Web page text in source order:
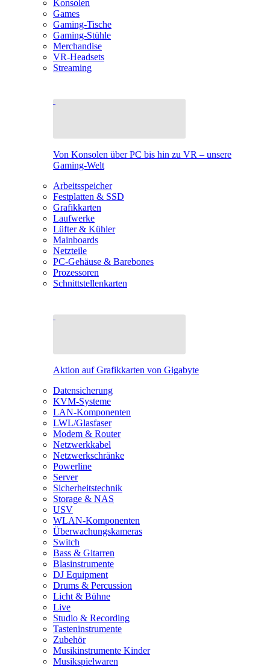
Konsolen
Games
Gaming-Tische
Gaming-Stühle
Merchandise
VR-Headsets
Streaming
Von Konsolen über PC bis hin zu VR – unsere
Gaming-Welt
Arbeitsspeicher
Festplatten & SSD
Grafikkarten
Laufwerke
Lüfter & Kühler
Mainboards
Netzteile
PC-Gehäuse & Barebones
Prozessoren
Schnittstellenkarten
Aktion auf Grafikkarten von Gigabyte
Datensicherung
KVM-Systeme
LAN-Komponenten
LWL/Glasfaser
Modem & Router
Netzwerkkabel
Netzwerkschränke
Powerline
Server
Sicherheitstechnik
Storage & NAS
USV
WLAN-Komponenten
Überwachungskameras
Switch
Bass & Gitarren
Blasinstrumente
DJ Equipment
Drums & Percussion
Licht & Bühne
Live
Studio & Recording
Tasteninstrumente
Zubehör
Musikinstrumente Kinder
Musikspielwaren